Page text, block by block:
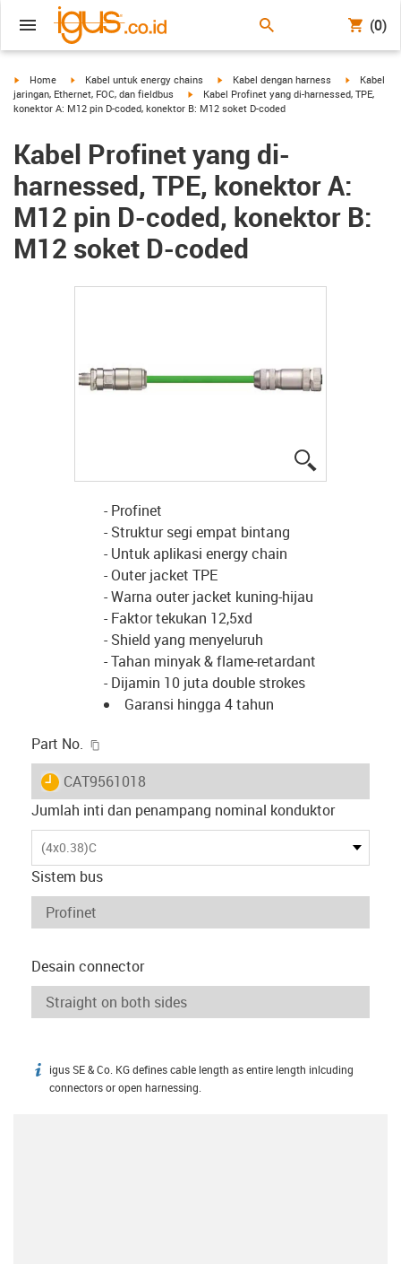
(0)
igus-icon-arrow-right
Home igus-icon-arrow-right
Kabel untuk energy chains igus-icon-arrow-right
Kabel dengan harness igus-icon-
Kabel
jaringan, Ethernet, FOC, dan fieldbus
igus-icon-arrow-right
Kabel Profinet yang di-harnessed, TPE,
konektor A: M12 pin D-coded, konektor B: M12 soket D-coded
Kabel Profinet yang di-
harnessed, TPE, konektor A:
M12 pin D-coded, konektor B:
M12 soket D-coded
- Profinet
- Struktur segi empat bintang
- Untuk aplikasi energy chain
- Outer jacket TPE
- Warna outer jacket kuning-hijau
- Faktor tekukan 12,5xd
- Shield yang menyeluruh
- Tahan minyak & flame-retardant
- Dijamin 10 juta double strokes
Garansi hingga 4 tahun
Part No.
igus-icon-lieferzeit
CAT9561018
Jumlah inti dan penampang nominal konduktor
(4x0.38)C
Sistem bus
Desain connector
igus-icon-info
igus SE & Co. KG defines cable length as entire length inlcuding
connectors or open harnessing.